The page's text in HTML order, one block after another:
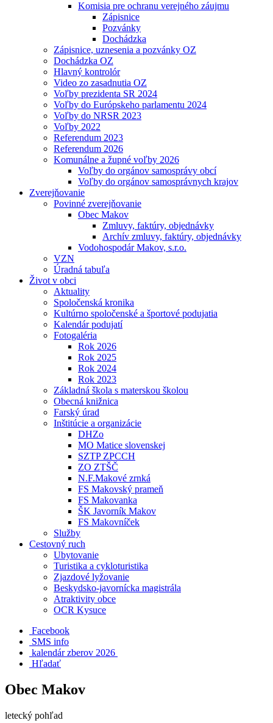
Komisia pre ochranu verejného záujmu
Zápisnice
Pozvánky
Dochádzka
Zápisnice, uznesenia a pozvánky OZ
Dochádzka OZ
Hlavný kontrolór
Video zo zasadnutia OZ
Voľby prezidenta SR 2024
Voľby do Európskeho parlamentu 2024
Voľby do NRSR 2023
Voľby 2022
Referendum 2023
Referendum 2026
Komunálne a župné voľby 2026
Voľby do orgánov samosprávy obcí
Voľby do orgánov samosprávnych krajov
Zverejňovanie
Povinné zverejňovanie
Obec Makov
Zmluvy, faktúry, objednávky
Archív zmluvy, faktúry, objednávky
Vodohospodár Makov, s.r.o.
VZN
Úradná tabuľa
Život v obci
Aktuality
Spoločenská kronika
Kultúrno spoločenské a športové podujatia
Kalendár podujatí
Fotogaléria
Rok 2026
Rok 2025
Rok 2024
Rok 2023
Základná škola s materskou školou
Obecná knižnica
Farský úrad
Inštitúcie a organizácie
DHZo
MO Matice slovenskej
SZTP ZPCCH
ZO ZTŠČ
N.F.Makové zrnká
FS Makovský prameň
FS Makovanka
ŠK Javorník Makov
FS Makovníček
Služby
Cestovný ruch
Ubytovanie
Turistika a cykloturistika
Zjazdové lyžovanie
Beskydsko-javornícka magistrála
Atraktivity obce
OCR Kysuce
Facebook
SMS info
​ kalendár zberov 2026
Hľadať
Obec Makov
letecký pohľad